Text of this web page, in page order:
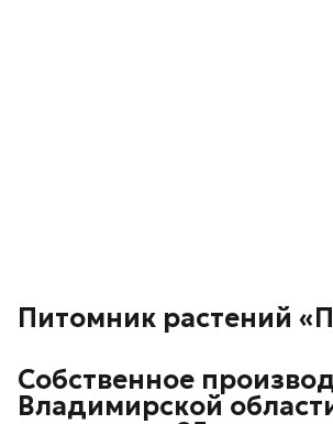
Питомник растений
Собственное
Владимирской